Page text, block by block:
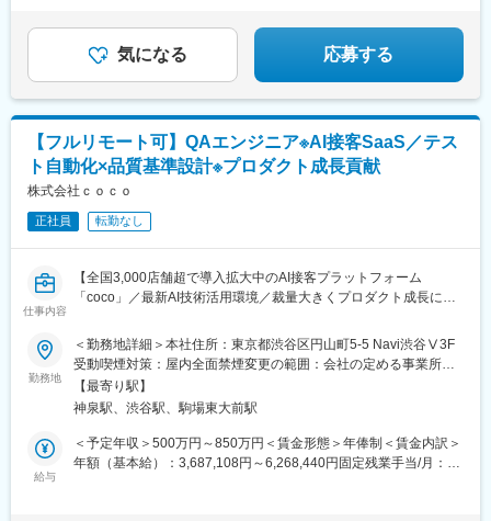
ー企業です。長年培ってきた様々な業界へのBtoB営業ノウハウを
活用した支援を強みとしています。
変更の範囲：会社の定める業務
気になる 応募する
【フルリモート可】QAエンジニア※AI接客SaaS／テス
ト自動化×品質基準設計※プロダクト成長貢献
株式会社ｃｏｃｏ
正社員 転勤なし
仕事内容
【全国3,000店舗超で導入拡大中のAI接客プラットフォーム
「coco」／最新AI技術活用環境／裁量大きくプロダクト成長に貢
■業務内容：
当社が提供するAI接客プラットフォーム「coco」のQA/SETエンジ
ニアとして、プロダクト品質の向上やQAプロセスの設計・改善を
主導します。単なるテスト実行に留まらず、開発やビジネスサイ
ドと連携しながら品質基準の策定や要件整理など上流工程にも深
く関与します。基本はフルリモートですが、開発チームとの同期
勤務地
＜勤務地詳細＞本社住所：東京都渋谷区円山町5-5 Navi渋谷Ⅴ3F
受動喫煙対策：屋内全面禁煙変更の範囲：会社の定める事業所
（リモートワーク含む）
【最寄り駅】
神泉駅、渋谷駅、駒場東大前駅
給与
＜予定年収＞500万円～850万円＜賃金形態＞年俸制＜賃金内訳＞
年額（基本給）：3,687,108円～6,268,440円固定残業手当/月：